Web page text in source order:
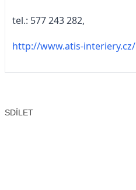
tel.: 577 243 282,
http://www.atis-interiery.cz/
SDÍLET